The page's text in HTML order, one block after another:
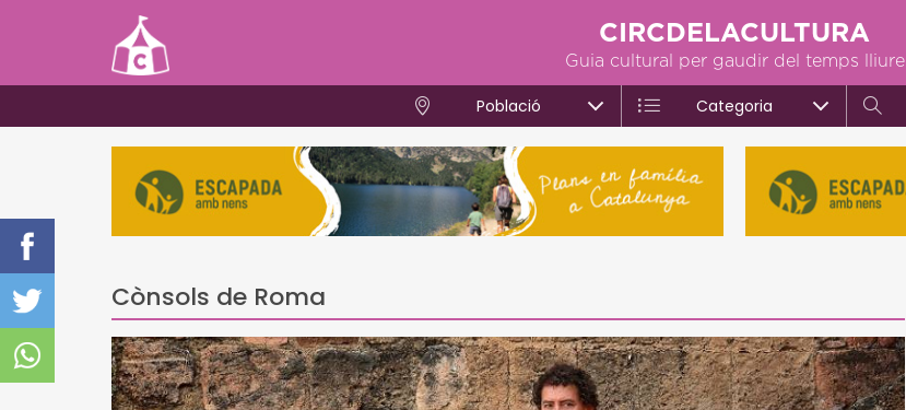
CIRCDELACULTURA
Guia cultural per gaudir del temps lliure
Població Categoria
Cònsols de Roma